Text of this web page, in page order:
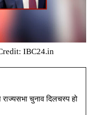
IBC24.in
राज्यसभा चुनाव दिलचस्प हो